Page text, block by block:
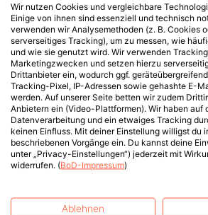
Wir nutzen Cookies und vergleichbare
Einige von ihnen sind essenziell und technisch
verwenden wir Analysemethoden (z. B. Cookies
serverseitiges Tracking), um zu messen, wie
und wie sie genutzt wird. Wir verwenden
Marketingzwecken und setzen hierzu
Drittanbieter ein, wodurch ggf.
Tracking-Pixel, IP-Adressen sowie gehashte E-
werden. Auf unserer Seite betten wir zudem
Anbietern ein (Video-Plattformen). Wir haben auf
Datenverarbeitung und ein etwaiges Tracking
keinen Einfluss. Mit deiner Einstellung willigst du
beschriebenen Vorgänge ein. Du kannst deine
unter „Privacy-Einstellungen“) jederzeit mit
widerrufen. (BoD-Impressum)
Ablehnen